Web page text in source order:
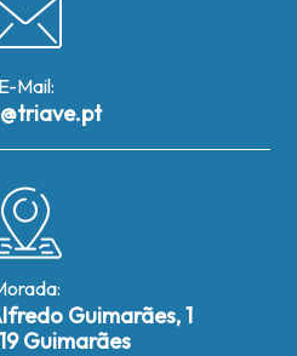
E-Mail:
Guimarães, 1
Guimarães